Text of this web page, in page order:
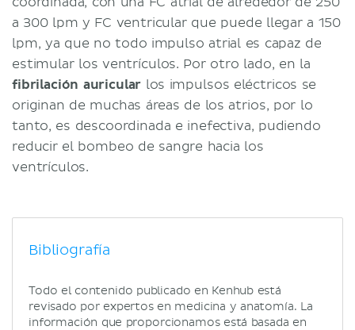
a 300 lpm y FC ventricular que puede llegar a 150
lpm, ya que no todo impulso atrial es capaz de
estimular los ventrículos. Por otro lado, en la
fibrilación auricular los impulsos eléctricos se
originan de muchas áreas de los atrios, por lo
tanto, es descoordinada e inefectiva, pudiendo
reducir el bombeo de sangre hacia los
ventrículos.
Bibliografía
Todo el contenido publicado en Kenhub está
revisado por expertos en medicina y anatomía. La
información que proporcionamos está basada en